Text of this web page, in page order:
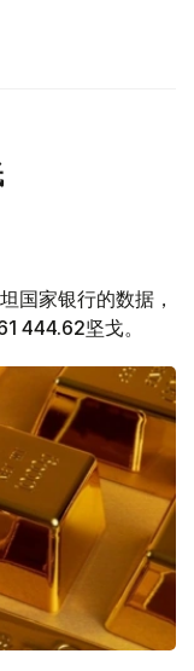
国家银行的数据，
444.62坚戈。